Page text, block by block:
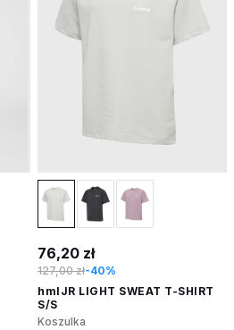
76,20 zł
127,00 zł-40%
hmlJR LIGHT SWEAT T-SHIRT
S/S
Koszulka